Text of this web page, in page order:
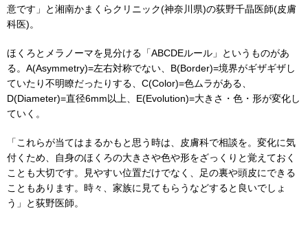
意です」と湘南かまくらクリニック(神奈川県)の荻野千晶医師(皮膚
科医)。
ほくろとメラノーマを見分ける「ABCDEルール」というものがあ
る。A(Asymmetry)=左右対称でない、B(Border)=境界がギザギザし
ていたり不明瞭だったりする、C(Color)=色ムラがある、
D(Diameter)=直径6mm以上、E(Evolution)=大きさ・色・形が変化し
ていく。
「これらが当てはまるかもと思う時は、皮膚科で相談を。変化に気
付くため、自身のほくろの大きさや色や形をざっくりと覚えておく
ことも大切です。見やすい位置だけでなく、足の裏や頭皮にできる
こともあります。時々、家族に見てもらうなどすると良いでしょ
う」と荻野医師。